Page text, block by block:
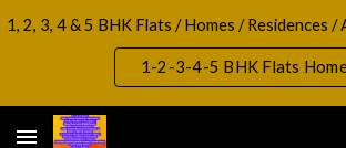
1-2-3-4-5 BHK Flats